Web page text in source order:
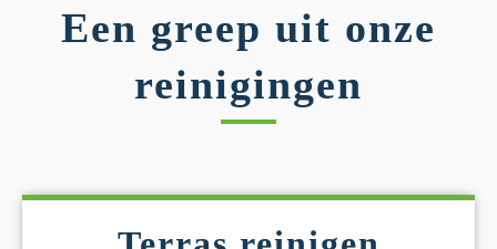
Een greep uit onze
reinigingen